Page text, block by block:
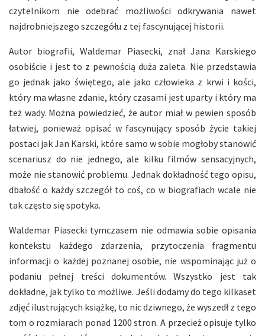
czytelnikom nie odebrać możliwości odkrywania nawet
najdrobniejszego szczegółu z tej fascynującej historii.
Autor biografii, Waldemar Piasecki, znał Jana Karskiego
osobiście i jest to z pewnością duża zaleta. Nie przedstawia
go jednak jako świętego, ale jako człowieka z krwi i kości,
który ma własne zdanie, który czasami jest uparty i który ma
też wady. Można powiedzieć, że autor miał w pewien sposób
łatwiej, ponieważ opisać w fascynujący sposób życie takiej
postaci jak Jan Karski, które samo w sobie mogłoby stanowić
scenariusz do nie jednego, ale kilku filmów sensacyjnych,
może nie stanowić problemu. Jednak dokładność tego opisu,
dbałość o każdy szczegół to coś, co w biografiach wcale nie
tak często się spotyka.
Waldemar Piasecki tymczasem nie odmawia sobie opisania
kontekstu każdego zdarzenia, przytoczenia fragmentu
informacji o każdej poznanej osobie, nie wspominając już o
podaniu pełnej treści dokumentów. Wszystko jest tak
dokładne, jak tylko to możliwe. Jeśli dodamy do tego kilkaset
zdjęć ilustrujących książkę, to nic dziwnego, że wyszedł z tego
tom o rozmiarach ponad 1200 stron. A przecież opisuje tylko